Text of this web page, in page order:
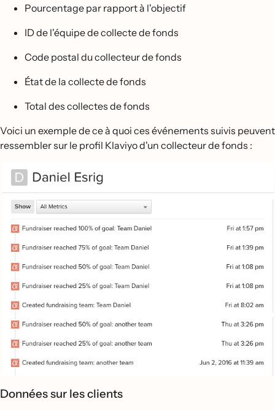
Pourcentage par rapport à l'objectif
ID de l'équipe de collecte de fonds
Code postal du collecteur de fonds
État de la collecte de fonds
Total des collectes de fonds
Voici un exemple de ce à quoi ces événements suivis peuvent
ressembler sur le profil Klaviyo d'un collecteur de fonds :
Données sur les clients